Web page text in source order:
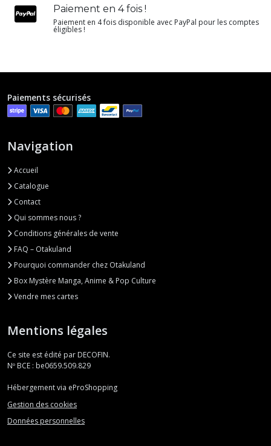
Paiement en 4 fois !
Paiement en 4 fois disponible avec PayPal pour les comptes
éligibles !
Paiements sécurisés
Navigation
Accueil
Catalogue
Contact
Qui sommes nous ?
Conditions générales de vente
FAQ – Otakuland
Pourquoi commander chez Otakuland
Box Mystère Manga, Anime & Pop Culture
Vendre mes cartes
Mentions légales
Ce site est édité par DECOFIN.
Nº BCE : be0659.509.829
Hébergement via eProShopping
Gestion des cookies
Données personnelles